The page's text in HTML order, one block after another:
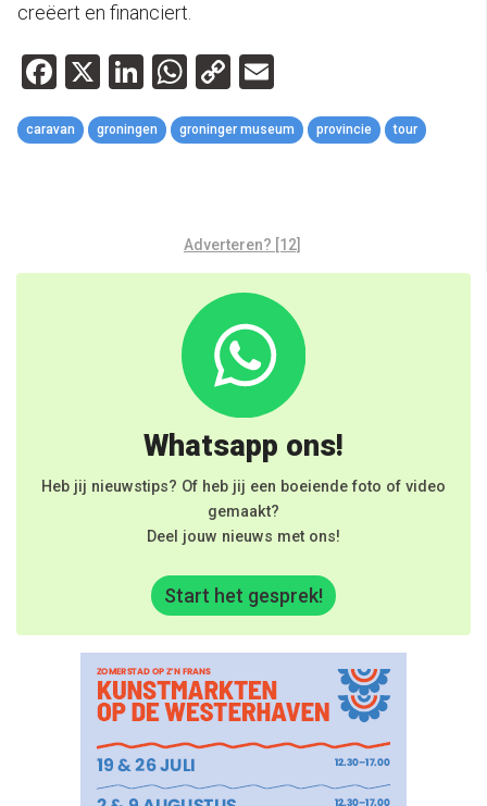
creëert en financiert.
Facebook
X LinkedIn
WhatsApp
Copy
Link
caravan groningen groninger museum provincie tour
Adverteren? [12]
Whatsapp ons!
Heb jij nieuwstips? Of heb jij een boeiende foto of video
gemaakt?
Deel jouw nieuws met ons!
Start het gesprek!